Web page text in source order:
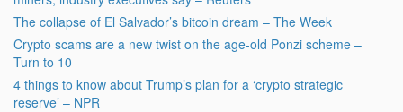
The collapse of El Salvador’s bitcoin dream – The Week
Crypto scams are a new twist on the age-old Ponzi scheme –
Turn to 10
4 things to know about Trump’s plan for a ‘crypto strategic
reserve’ – NPR